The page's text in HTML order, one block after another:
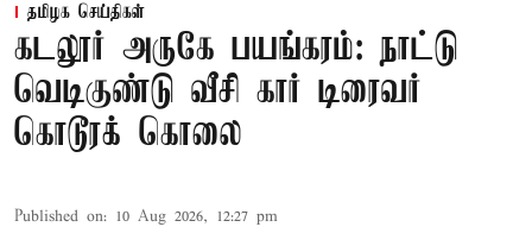
தமிழக செய்திகள்
கடலூர் அருகே பயங்கரம்: நாட்டு
வெடிகுண்டு வீசி கார் டிரைவர்
கொடூரக் கொலை
Published on: 10 Aug 2026, 12:27 pm